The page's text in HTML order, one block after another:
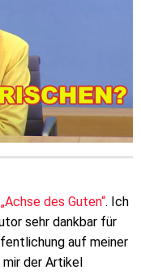
„Achse des Guten“. Ich
sehr dankbar für
auf meiner
mir der Artikel